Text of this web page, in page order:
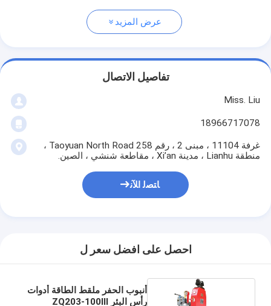
عرض المزيد
تفاصيل الاتصال
Miss. Liu
18966717078
غرفة 11104 ، مبنى 2 ، رقم 258 Taoyuan North Road ،
منطقة Lianhu ، مدينة Xi’an ، مقاطعة شنشي ، الصين.
ﺎﺘﺼﻟ ﺍﻶﻧ
احصل على افضل سعر ل
أنبوب الحفر ملقط الطاقة أدوات
رأس البئر ZQ203-100Ⅲ